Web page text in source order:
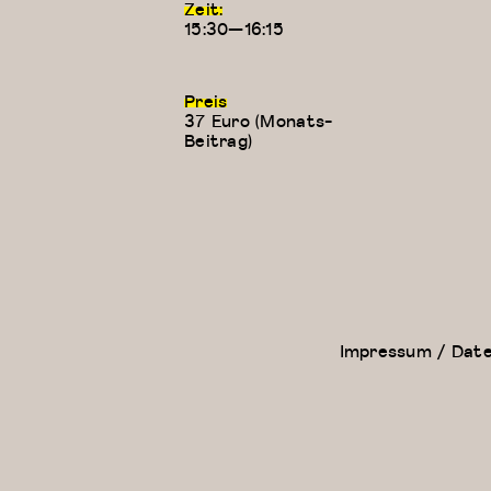
Zeit:
15:30—16:15
Preis
37 Euro (Monats-
Beitrag)
Impressum /